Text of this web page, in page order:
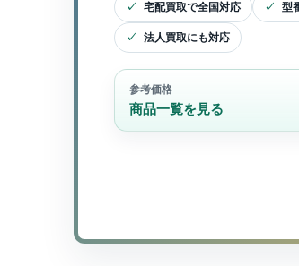
宅配買取で全国対応 型
法人買取にも対応
参考価格
商品一覧を見る